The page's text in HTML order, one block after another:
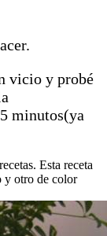
vicio y probé
minutos(ya
Esta receta
y otro de color